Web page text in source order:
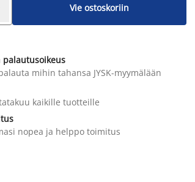
Vie ostoskoriin
palautusoikeus
mihin tahansa JYSK-myymälään
kaikille tuotteille
nopea ja helppo toimitus